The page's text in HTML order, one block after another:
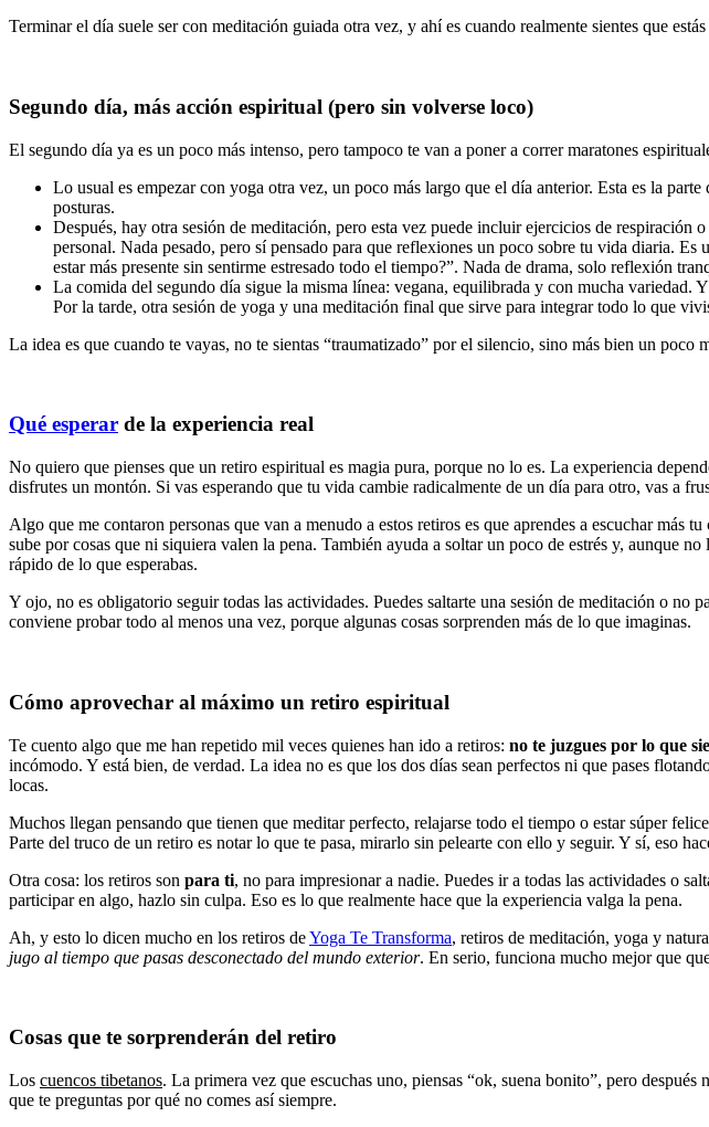
Terminar el día suele ser con meditación guiada otra vez, y ahí es cuando realmente sientes que
Segundo día, más acción espiritual (pero sin volverse loco)
El segundo día ya es un poco más intenso, pero tampoco te van a poner a correr maratones
Lo usual es empezar con yoga otra vez, un poco más largo que el día anterior. Esta es la
posturas.
Después, hay otra sesión de meditación, pero esta vez puede incluir ejercicios de
personal. Nada pesado, pero sí pensado para que reflexiones un poco sobre tu vida diaria.
estar más presente sin sentirme estresado todo el tiempo?”. Nada de drama, solo reflexión
La comida del segundo día sigue la misma línea: vegana, equilibrada y con mucha variedad.
Por la tarde, otra sesión de yoga y una meditación final que sirve para integrar todo lo que
La idea es que cuando te vayas, no te sientas “traumatizado” por el silencio, sino más bien un poco
Qué esperar de la experiencia real
No quiero que pienses que un retiro espiritual es magia pura, porque no lo es. La experiencia
disfrutes un montón. Si vas esperando que tu vida cambie radicalmente de un día para otro, vas a
Algo que me contaron personas que van a menudo a estos retiros es que aprendes a escuchar más
sube por cosas que ni siquiera valen la pena. También ayuda a soltar un poco de estrés y, aunque
rápido de lo que esperabas.
Y ojo, no es obligatorio seguir todas las actividades. Puedes saltarte una sesión de meditación o no
conviene probar todo al menos una vez, porque algunas cosas sorprenden más de lo que imaginas.
Cómo aprovechar al máximo un retiro espiritual
Te cuento algo que me han repetido mil veces quienes han ido a retiros: no te juzgues por lo que
incómodo. Y está bien, de verdad. La idea no es que los dos días sean perfectos ni que pases
locas.
Muchos llegan pensando que tienen que meditar perfecto, relajarse todo el tiempo o estar súper
Parte del truco de un retiro es notar lo que te pasa, mirarlo sin pelearte con ello y seguir. Y sí, eso
Otra cosa: los retiros son para ti, no para impresionar a nadie. Puedes ir a todas las actividades o
participar en algo, hazlo sin culpa. Eso es lo que realmente hace que la experiencia valga la pena.
Ah, y esto lo dicen mucho en los retiros deYoga Te Transforma, retiros de meditación, yoga y
jugo al tiempo que pasas desconectado del mundo exterior. En serio, funciona mucho mejor que
Cosas que te sorprenderán del retiro
Los cuencos tibetanos. La primera vez que escuchas uno, piensas “ok, suena bonito”, pero
que te preguntas por qué no comes así siempre.